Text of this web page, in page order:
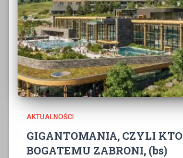
AKTUALNOŚCI
GIGANTOMANIA, CZYLI KTO
BOGATEMU ZABRONI, (bs)